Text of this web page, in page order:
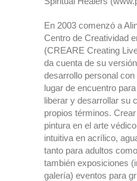
En 2003 comenzó a
Centro de Creatividad
(CREARE Creating
da cuenta de su
desarrollo personal
lugar de encuentro
liberar y desarrollar su
propios términos.
pintura en el arte
intuitiva en acrílico,
tanto para adultos
también exposiciones
galería) eventos para